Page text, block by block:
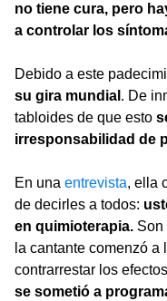
no tiene cura, pero
a controlar los
Debido a este
su gira mundial . De
tabloides de que esto
irresponsabilidad de
En una entrevista, ella
de decirles a todos:
en quimioterapia. Son
la cantante comenzó
contrarrestar los
se sometió a